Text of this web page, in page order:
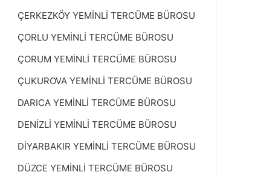
ÇERKEZKÖY YEMİNLİ TERCÜME BÜROSU
ÇORLU YEMİNLİ TERCÜME BÜROSU
ÇORUM YEMİNLİ TERCÜME BÜROSU
ÇUKUROVA YEMİNLİ TERCÜME BÜROSU
DARICA YEMİNLİ TERCÜME BÜROSU
DENİZLİ YEMİNLİ TERCÜME BÜROSU
DİYARBAKIR YEMİNLİ TERCÜME BÜROSU
DÜZCE YEMİNLİ TERCÜME BÜROSU